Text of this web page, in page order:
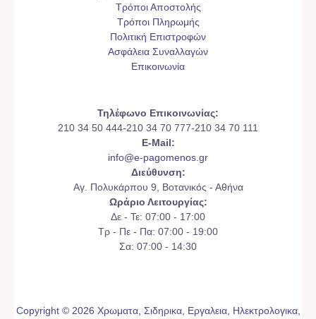
Τρόποι Αποστολής
Τρόποι Πληρωμής
Πολιτική Επιστροφών
Ασφάλεια Συναλλαγών
Επικοινωνία
Τηλέφωνο Επικοινωνίας:
210 34 50 444-210 34 70 777-210 34 70 111
E-Mail:
info@e-pagomenos.gr
Διεύθυνση:
Αγ. Πολυκάρπου 9, Βοτανικός - Αθήνα
Ωράριο Λειτουργίας:
Δε - Τε: 07:00 - 17:00
Τρ - Πε - Πα: 07:00 - 19:00
Σα: 07:00 - 14:30
Copyright © 2026 Χρωματα, Σιδηρικα, Εργαλεια, Ηλεκτρολογικα,